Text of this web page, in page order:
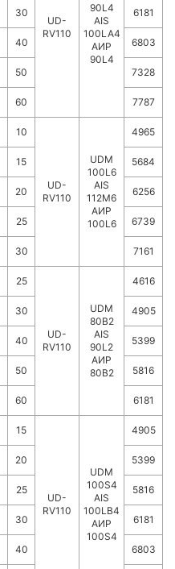
UD-
RV110
90L4
AIS
100LA4
АИР
90L4
30 6181
40 6803
50 7328
60 7787
10
UD-
RV110
UDM
100L6
AIS
112M6
АИР
100L6
4965
15 5684
20 6256
25 6739
30 7161
25
UD-
RV110
UDM
80B2
AIS
90L2
АИР
80В2
4616
30 4905
40 5399
50 5816
60 6181
15
UD-
RV110
UDM
100S4
AIS
100LB4
АИР
100S4
4905
20 5399
25 5816
30 6181
40 6803